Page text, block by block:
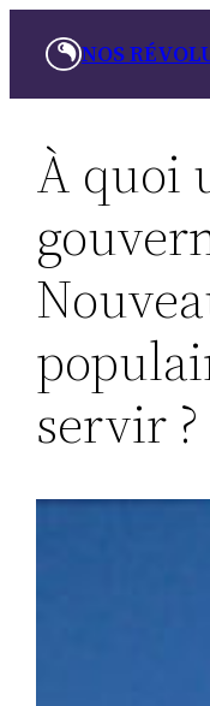
NOS
À quoi
servir ?